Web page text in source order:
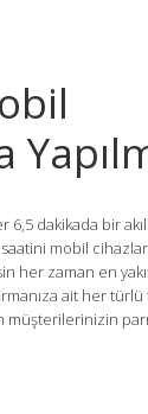
6,5 dakikada bir
mobil
her zaman en
ait her
müşterilerinizin